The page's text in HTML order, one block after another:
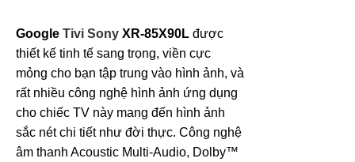
Google Tivi Sony XR-85X90L được
thiết kế tinh tế sang trọng, viền cực
mỏng cho bạn tập trung vào hình ảnh, và
rất nhiều công nghệ hình ảnh ứng dụng
cho chiếc TV này mang đến hình ảnh
sắc nét chi tiết như đời thực. Công nghệ
âm thanh Acoustic Multi-Audio, Dolby™